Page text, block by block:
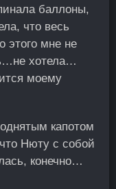
баллоны,
что весь
этого мне не
хотела…
моему
капотом
Нюту с собой
конечно…